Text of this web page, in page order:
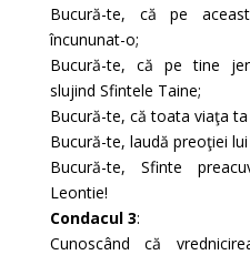
Bucură-te, că pe
încununat-o;
Bucură-te, că pe tine
slujind Sfintele Taine;
Bucură-te, că toata viaţa
Bucură-te, laudă preoţiei
Bucură-te, Sfinte
Leontie!
Condacul 3:
Cunoscând că